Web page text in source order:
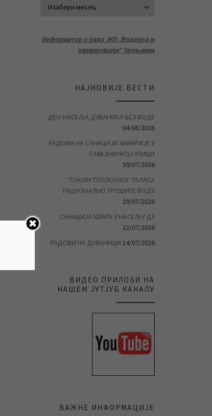
Информатор о раду ЈКП „Водовод и
канализација“ Зрењанин
НАЈНОВИЈЕ ВЕСТИ
ДЕО НАСЕЉА ДУВАНИКА БЕЗ ВОДЕ
04/08/2026
РАДОВИ НА САНАЦИЈИ ХАВАРИЈЕ У
САВЕЗНИЧКОЈ УЛИЦИ
30/07/2026
ТОКОМ ТОПЛОТНОГ ТАЛАСА
РАЦИОНАЛНО ТРОШИТЕ ВОДУ
29/07/2026
САНАЦИЈА КВАРА У НАСЕЉУ Д3
22/07/2026
РАДОВИ НА ДУВАНИЦИ 14/07/2026
ВИДЕО ПРИЛОЗИ НА
НАШЕМ ЈУТЈУБ КАНАЛУ
ВАЖНЕ ИНФОРМАЦИЈЕ